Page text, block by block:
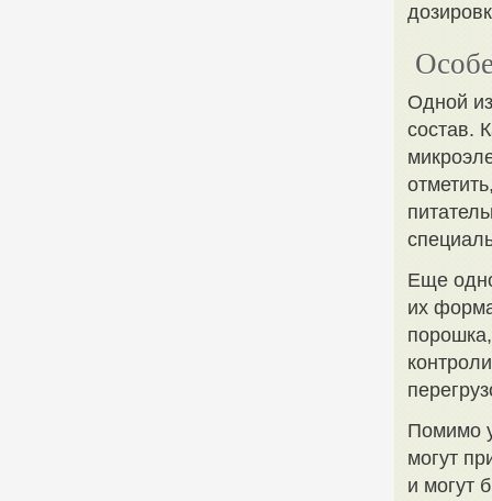
Одной
состав.
Еще
их
Помимо
могут
и могут